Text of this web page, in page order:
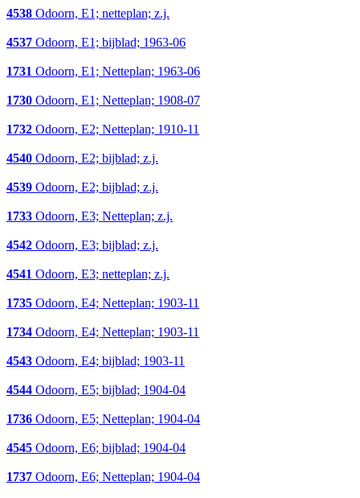
4538 Odoorn, E1; netteplan; z.j.
4537 Odoorn, E1; bijblad; 1963-06
1731 Odoorn, E1; Netteplan; 1963-06
1730 Odoorn, E1; Netteplan; 1908-07
1732 Odoorn, E2; Netteplan; 1910-11
4540 Odoorn, E2; bijblad; z.j.
4539 Odoorn, E2; bijblad; z.j.
1733 Odoorn, E3; Netteplan; z.j.
4542 Odoorn, E3; bijblad; z.j.
4541 Odoorn, E3; netteplan; z.j.
1735 Odoorn, E4; Netteplan; 1903-11
1734 Odoorn, E4; Netteplan; 1903-11
4543 Odoorn, E4; bijblad; 1903-11
4544 Odoorn, E5; bijblad; 1904-04
1736 Odoorn, E5; Netteplan; 1904-04
4545 Odoorn, E6; bijblad; 1904-04
1737 Odoorn, E6; Netteplan; 1904-04